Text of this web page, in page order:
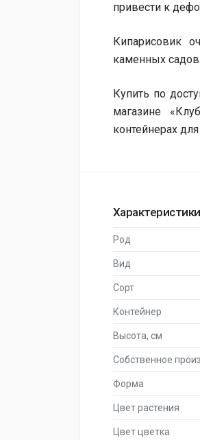
привести к
Кипарисовик
каменных
Купить по
магазине
контейнерах
Характеристики
Род
Вид
Сорт
Контейнер
Высота, см
Собственное
Форма
Цвет растения
Цвет цветка